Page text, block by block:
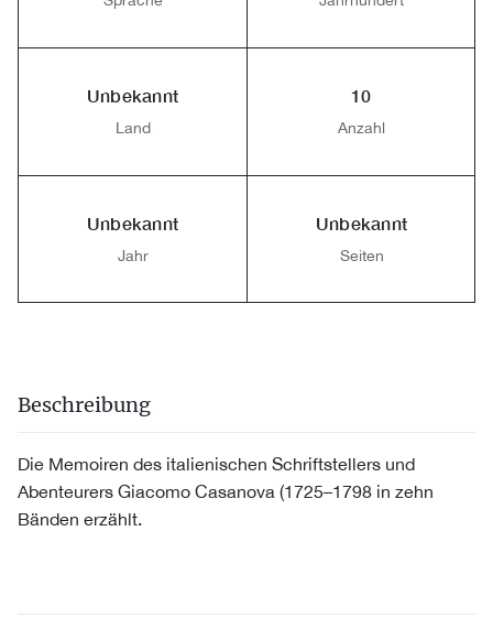
Unbekannt
Land
10
Anzahl
Unbekannt
Jahr
Unbekannt
Seiten
Beschreibung
Die Memoiren des italienischen Schriftstellers und
Abenteurers Giacomo Casanova (1725–1798 in zehn
Bänden erzählt.